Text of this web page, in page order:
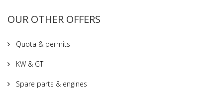
OUR OTHER OFFERS
Quota & permits
KW & GT
Spare parts & engines